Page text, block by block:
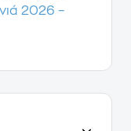
2026 –